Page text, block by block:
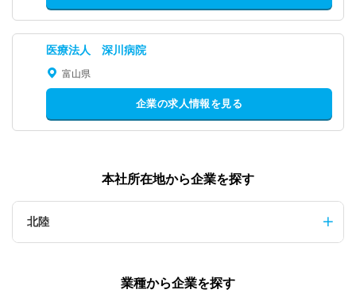
医療法人 深川病院
富山県
企業の求人情報を見る
本社所在地から企業を探す
北陸
業種から企業を探す